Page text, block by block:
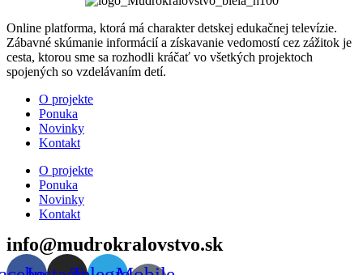
Online platforma, ktorá má charakter detskej edukačnej televízie.
Zábavné skúmanie informácií a získavanie vedomostí cez zážitok je
cesta, ktorou sme sa rozhodli kráčať vo všetkých projektoch
spojených so vzdelávaním detí.
Menu
O projekte
Ponuka
Novinky
Kontakt
Menu
O projekte
Ponuka
Novinky
Kontakt
info@mudrokralovstvo.sk